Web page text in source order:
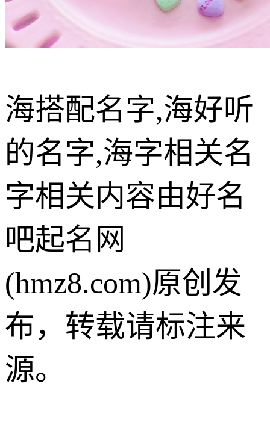
海搭配名字,海好听
的名字,海字相关名
字相关内容由好名
吧起名网
(hmz8.com)原创发
布，转载请标注来
源。